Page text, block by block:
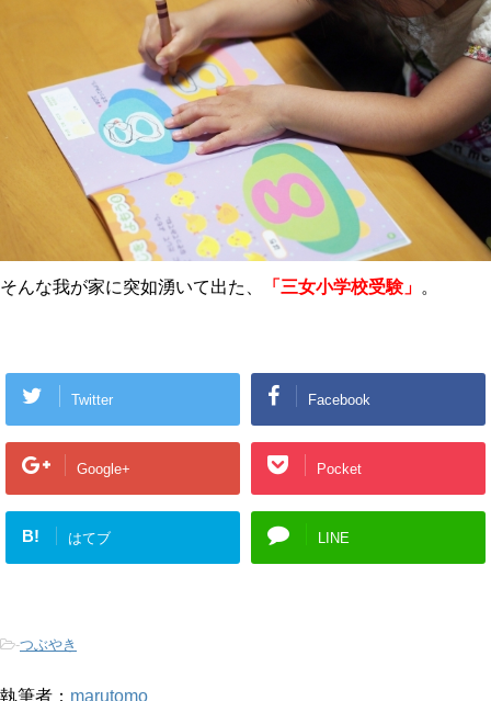
そんな我が家に突如湧いて出た、 「三女小学校受験」 。
Twitter Facebook
Google+ Pocket
B! はてブ LINE
-つぶやき
執筆者： marutomo